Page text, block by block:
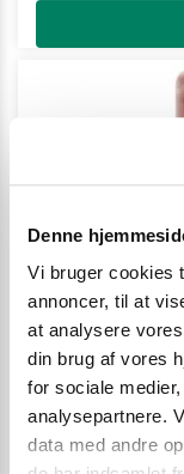
Denne
Vi bruger cookies
annoncer, til at
at analysere
din brug af vores
for sociale
analysepartnere.
data med andre